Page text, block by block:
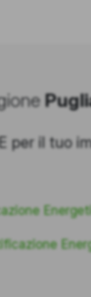
per il tuo